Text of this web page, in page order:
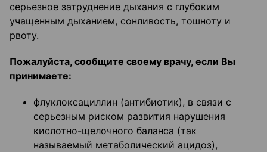
серьезное затруднение дыхания с глубоким
учащенным дыханием, сонливость, тошноту и
рвоту.
Пожалуйста, сообщите своему врачу, если Вы
принимаете:
флуклоксациллин (антибиотик), в связи с
серьезным риском развития нарушения
кислотно-щелочного баланса (так
называемый метаболический ацидоз),